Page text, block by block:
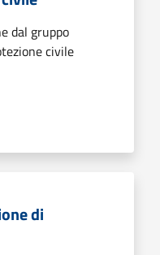
dal gruppo
civile
di